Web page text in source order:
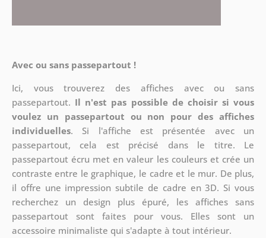
Avec ou sans passepartout !
Ici, vous trouverez des affiches avec ou sans
passepartout. Il n'est pas possible de choisir si vous
voulez un passepartout ou non pour des affiches
individuelles. Si l'affiche est présentée avec un
passepartout, cela est précisé dans le titre. Le
passepartout écru met en valeur les couleurs et crée un
contraste entre le graphique, le cadre et le mur. De plus,
il offre une impression subtile de cadre en 3D. Si vous
recherchez un design plus épuré, les affiches sans
passepartout sont faites pour vous. Elles sont un
accessoire minimaliste qui s'adapte à tout intérieur.